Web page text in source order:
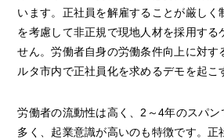
います。正社員を解雇することが厳しく
を考慮して非正規で現地人材を採用する
せん。労働者自身の労働条件向上に対す
ルタ市内で正社員化を求めるデモを起こ
労働者の流動性は高く、2～4年のスパン
多く、起業意識が高いのも特徴です。正